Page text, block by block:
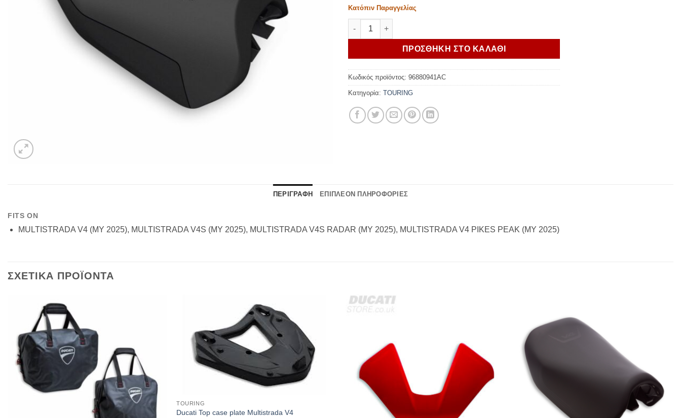
Κατόπιν Παραγγελίας
Ducati Heated "medium/lowered" rider seat Multistrada V4 MY25 ποσότητα
ΠΡΟΣΘΗΚΗ ΣΤΟ ΚΑΛΑΘΙ
Κωδικός προϊόντος: 96880941AC
Κατηγορία: TOURING
ΠΕΡΙΓΡΑΦΗ ΕΠΙΠΛΕΟΝ ΠΛΗΡΟΦΟΡΙΕΣ
FITS ON
MULTISTRADA V4 (MY 2025), MULTISTRADA V4S (MY 2025), MULTISTRADA V4S RADAR (MY 2025), MULTISTRADA V4 PIKES PEAK (MY 2025)
ΣΧΕΤΙΚΑ ΠΡΟΪΟΝΤΑ
TOURING
Ducati Top case plate Multistrada V4